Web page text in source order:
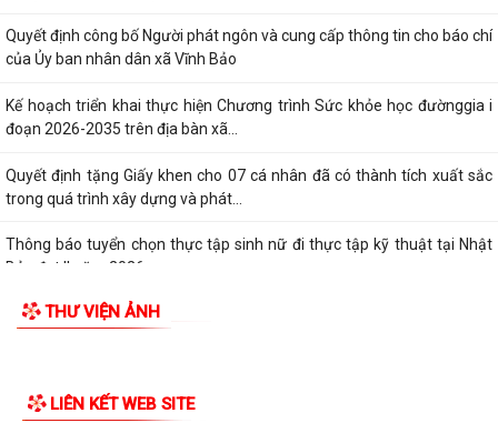
Quyết định công bố Người phát ngôn và cung cấp thông tin cho báo chí
của Ủy ban nhân dân xã Vĩnh Bảo
Kế hoạch triển khai thực hiện Chương trình Sức khỏe học đườnggia i
đoạn 2026-2035 trên địa bàn xã...
Quyết định tặng Giấy khen cho 07 cá nhân đã có thành tích xuất sắc
trong quá trình xây dựng và phát...
Thông báo tuyển chọn thực tập sinh nữ đi thực tập kỹ thuật tại Nhật
Bản đợt II năm 2026
THƯ VIỆN ẢNH